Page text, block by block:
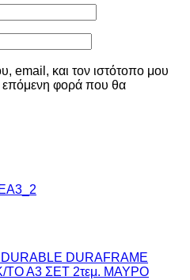
email, και τον ιστότοπο μου
επόμενη φορά που θα
DURAFRAME
Α3 ΣΕΤ 2τεμ. ΜΑΥΡΟ